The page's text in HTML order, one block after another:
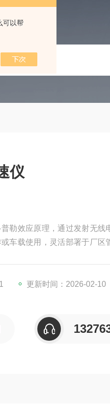
可以帮
联系我们
仪
勒效应原理，通过发射无
车载使用，灵活部署于厂
且具备非接触测量优势，无
更新时间：2026-02-10